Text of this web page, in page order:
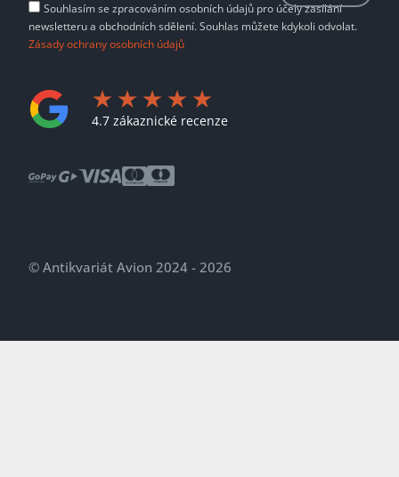
Souhlasím se zpracováním osobních údajů pro účely zasílání
newsletteru a obchodních sdělení. Souhlas můžete kdykoli odvolat.
Zásady ochrany osobních údajů
4.7 zákaznické recenze
© Antikvariát Avion 2024 - 2026